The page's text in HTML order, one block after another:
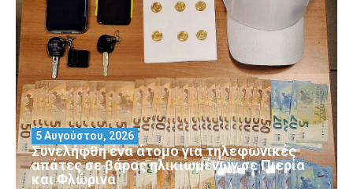
Συνελήφθη ένα άτομο για τηλεφωνικές
απάτες σε βάρος ηλικιωμένων σε Πιερία
και Φλώρινα
5 Αυγούστου, 2026